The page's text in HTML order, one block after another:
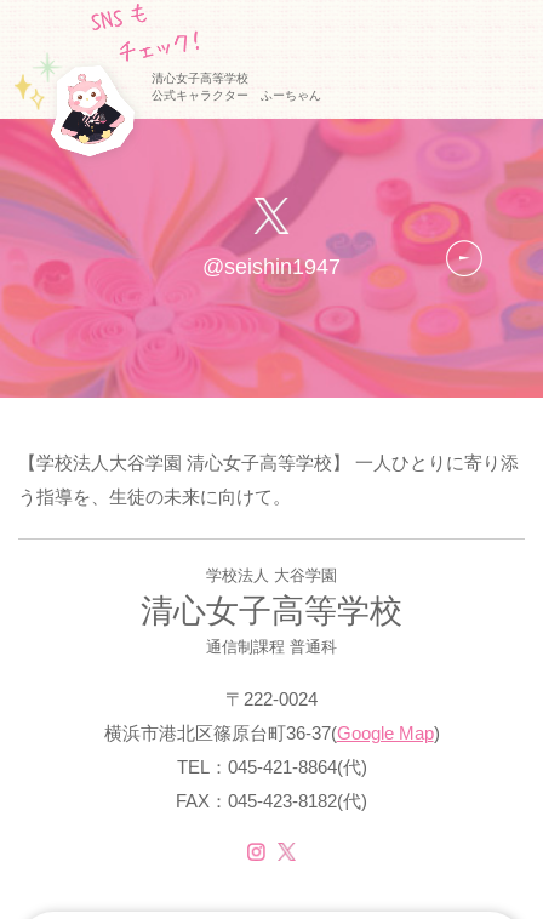
清心女子高等学校
公式キャラクター ふーちゃん
@seishin1947
【学校法人大谷学園 清心女子高等学校】 一人ひとりに寄り添
う指導を、生徒の未来に向けて。
学校法人 大谷学園
清心女子高等学校
通信制課程 普通科
〒222-0024
横浜市港北区篠原台町36-37(Google Map)
TEL：045-421-8864(代)
FAX：045-423-8182(代)